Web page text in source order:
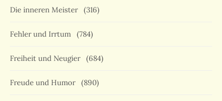
Die inneren Meister (316)
Fehler und Irrtum (784)
Freiheit und Neugier (684)
Freude und Humor (890)